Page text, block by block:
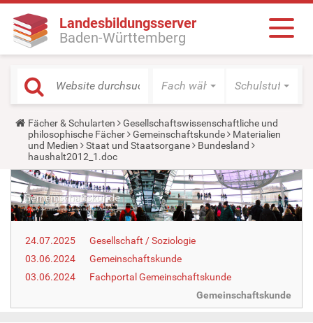
Landesbildungsserver
Baden-Württemberg
Fach wählen Schulstufe
Y
o
u
a
r
e
h
e
r
e
Fächer & Schularten
Gesellschaftswissenschaftliche und
philosophische Fächer
Gemeinschaftskunde
Materialien
und Medien
Staat und Staatsorgane
Bundesland
haushalt2012_1.doc
24.07.2025
Gesellschaft / Soziologie
03.06.2024
Gemeinschaftskunde
03.06.2024
Fachportal Gemeinschaftskunde
Gemeinschaftskunde